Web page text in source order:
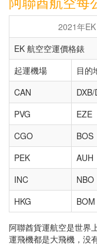
2021年
EK 航空空運價格錶
起運機場
目的
CAN
PVG
EZE
CGO
BOS
PEK
AUH
INC
NBO
HKG
BOM
阿聯酋貨運航空是世界
運飛機都是大飛機，没